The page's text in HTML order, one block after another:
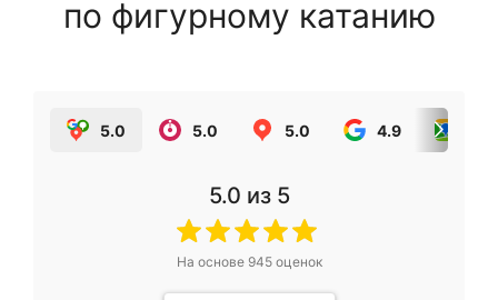
по фигурному катанию
5.0 5.0 5.0 4.9
5.0 из 5
На основе 945оценок